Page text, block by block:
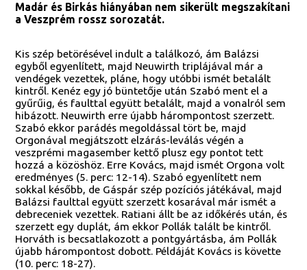
Madár és Birkás hiányában nem sikerült megszakítani
a Veszprém rossz sorozatát.
Kis szép betörésével indult a találkozó, ám Balázsi
egyből egyenlített, majd Neuwirth triplájával már a
vendégek vezettek, pláne, hogy utóbbi ismét betalált
kintről. Kenéz egy jó büntetője után Szabó ment el a
gyűrűig, és faulttal együtt betalált, majd a vonalról sem
hibázott. Neuwirth erre újabb hárompontost szerzett.
Szabó ekkor parádés megoldással tört be, majd
Orgonával megjátszott elzárás-leválás végén a
veszprémi magasember kettő plusz egy pontot tett
hozzá a közöshöz. Erre Kovács, majd ismét Orgona volt
eredményes (5. perc: 12-14). Szabó egyenlített nem
sokkal később, de Gáspár szép pozíciós játékával, majd
Balázsi faulttal együtt szerzett kosarával már ismét a
debreceniek vezettek. Ratiani állt be az időkérés után, és
szerzett egy duplát, ám ekkor Pollák talált be kintről.
Horváth is becsatlakozott a pontgyártásba, ám Pollák
újabb hárompontost dobott. Példáját Kovács is követte
(10. perc: 18-27).